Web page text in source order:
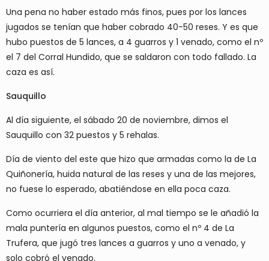
Una pena no haber estado más finos, pues por los lances
jugados se tenían que haber cobrado 40-50 reses. Y es que
hubo puestos de 5 lances, a 4 guarros y 1 venado, como el nº
el 7 del Corral Hundido, que se saldaron con todo fallado. La
caza es así.
Sauquillo
Al día siguiente, el sábado 20 de noviembre, dimos el
Sauquillo con 32 puestos y 5 rehalas.
Día de viento del este que hizo que armadas como la de La
Quiñonería, huida natural de las reses y una de las mejores,
no fuese lo esperado, abatiéndose en ella poca caza.
Como ocurriera el día anterior, al mal tiempo se le añadió la
mala puntería en algunos puestos, como el nº 4 de La
Trufera, que jugó tres lances a guarros y uno a venado, y
solo cobró el venado.